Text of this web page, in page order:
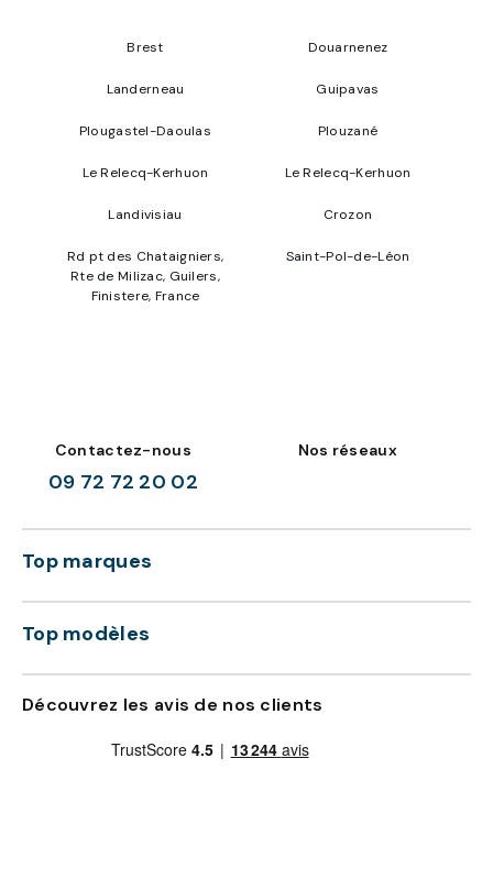
Brest Douarnenez
Landerneau Guipavas
Plougastel-Daoulas Plouzané
Le Relecq-Kerhuon Le Relecq-Kerhuon
Landivisiau Crozon
Rd pt des Chataigniers,
Rte de Milizac, Guilers,
Finistere, France
Saint-Pol-de-Léon
Contactez-nous
09 72 72 20 02
Nos réseaux
Top marques
Top modèles
Découvrez les avis de nos clients